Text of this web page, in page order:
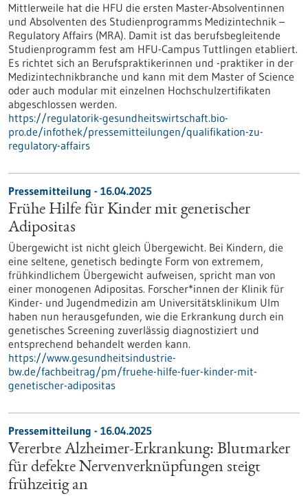
Mittlerweile hat die HFU die ersten Master-Absolventinnen
und Absolventen des Studienprogramms Medizintechnik –
Regulatory Affairs (MRA). Damit ist das berufsbegleitende
Studienprogramm fest am HFU-Campus Tuttlingen etabliert.
Es richtet sich an Berufspraktikerinnen und -praktiker in der
Medizintechnikbranche und kann mit dem Master of Science
oder auch modular mit einzelnen Hochschulzertifikaten
abgeschlossen werden.
https://regulatorik-gesundheitswirtschaft.bio-
pro.de/infothek/pressemitteilungen/qualifikation-zu-
regulatory-affairs
Pressemitteilung - 16.04.2025
Frühe Hilfe für Kinder mit genetischer
Adipositas
Übergewicht ist nicht gleich Übergewicht. Bei Kindern, die
eine seltene, genetisch bedingte Form von extremem,
frühkindlichem Übergewicht aufweisen, spricht man von
einer monogenen Adipositas. Forscher*innen der Klinik für
Kinder-​ und Jugendmedizin am Universitätsklinikum Ulm
haben nun herausgefunden, wie die Erkrankung durch ein
genetisches Screening zuverlässig diagnostiziert und
entsprechend behandelt werden kann.
https://www.gesundheitsindustrie-
bw.de/fachbeitrag/pm/fruehe-hilfe-fuer-kinder-mit-
genetischer-adipositas
Pressemitteilung - 16.04.2025
Vererbte Alzheimer-Erkrankung: Blutmarker
für defekte Nervenverknüpfungen steigt
frühzeitig an